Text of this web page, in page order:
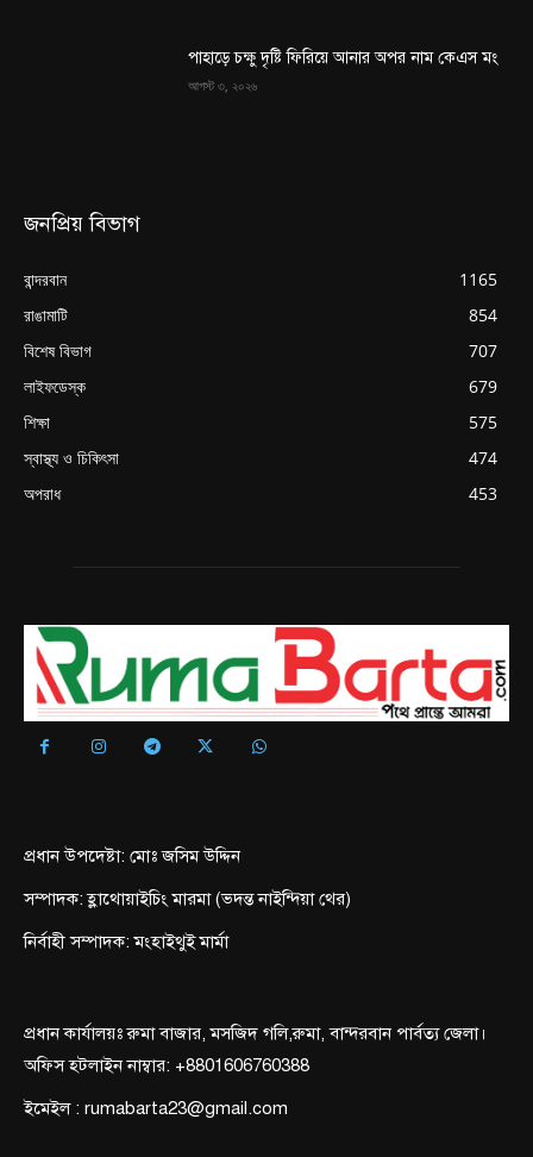
পাহাড়ে চক্ষু দৃষ্টি ফিরিয়ে আনার অপর নাম কেএস মং
আগস্ট ৩, ২০২৬
জনপ্রিয় বিভাগ
বান্দরবান
1165
রাঙামাটি
854
বিশেষ বিভাগ
707
লাইফডেস্ক
679
শিক্ষা
575
স্বাস্থ্য ও চিকিৎসা
474
অপরাধ
453
প্রধান উপদেষ্টা: মোঃ জসিম উদ্দিন
সম্পাদক: হ্লাথোয়াইচিং মারমা (ভদন্ত নাইন্দিয়া থের)
নির্বাহী সম্পাদক: মংহাইথুই মার্মা
প্রধান কার্যালয়ঃ রুমা বাজার, মসজিদ গলি,রুমা, বান্দরবান পার্বত্য জেলা।
অফিস হটলাইন নাম্বার: +8801606760388
ইমেইল : rumabarta23@gmail.com